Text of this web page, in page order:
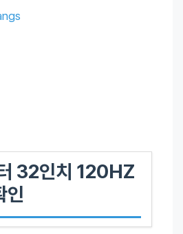
32인치 120HZ
인